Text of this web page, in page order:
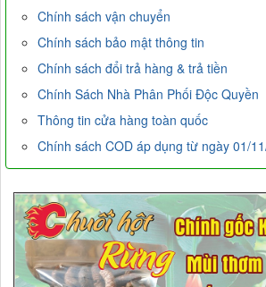
Chính sách vận chuyển
Chính sách bảo mật thông tin
Chính sách đổi trả hàng & trả tiền
Chính Sách Nhà Phân Phối Độc Quyền
Thông tin cửa hàng toàn quốc
Chính sách COD áp dụng từ ngày 01/